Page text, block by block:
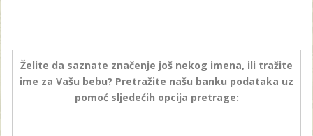
Želite da saznate značenje još nekog imena, ili tražite
ime za Vašu bebu? Pretražite našu banku podataka uz
pomoć sljedećih opcija pretrage: